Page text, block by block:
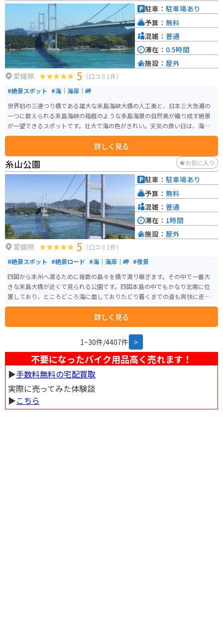
適です。 名産品としては、沼隈みかんや、竹原の日本酒などが有名です。道
の駅の直売所で購入することができます。
愛媛県 5 （口コミ1件）
#絶景スポット #海｜海岸｜岬
世界初の三連つり橋である雄大な来島海峡大橋の人工美と、日本三大急潮の
一つに数えられる来島海峡の箱庭のような多島海景の自然美が織り成す絶景
が一望できるスポットです。壮大で海の色がきれい。天気の良い日は、海と
空の青さの中でこの橋が映えます。
詳しく見る
駐車： 駐車場あり
予算： 無料
混雑： 普通
滞在： 0.5時間
施設： 屋外
糸山公園 お気に入り
愛媛県 5 （口コミ1件）
#絶景スポット #絶景ロード #海｜海岸｜岬 #夜景
四国から本州へ渡るために複数の島々を橋で渡り継ぎます。その中で一番大
きな来島大橋が近くで見られる公園です。四国本島の中でもかなり北端に位
置しており、ところどころ海に面しておりたどり着くまでの道も爽快に走る
ことができます。
詳しく見る
駐車： 駐車場あり
予算： 無料
混雑： 普通
滞在： 1時間
施設： 屋外
1~30件/4407件 >
不要になったバイク用品高く売れます！
▶︎手数料無料の宅配買取
実際に売ってみた体験談
▶︎こちら